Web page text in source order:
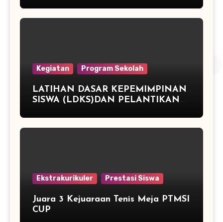
MEJA
Kegiatan Program Sekolah
LATIHAN DASAR KEPEMIMPINAN
SISWA (LDKS)DAN PELANTIKAN
Ekstrakurikuler Prestasi Siswa
Juara 3 Kejuaraan Tenis Meja PTMSI
CUP